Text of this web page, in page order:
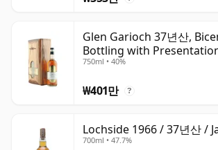
Glen Garioch 37년산,
Bottling with
750ml • 40%
₩401만 ?
Lochside 1966 / 37년산 /
700ml • 47.7%